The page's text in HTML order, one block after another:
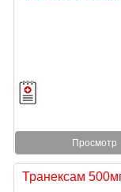
Просмотр
Транексам